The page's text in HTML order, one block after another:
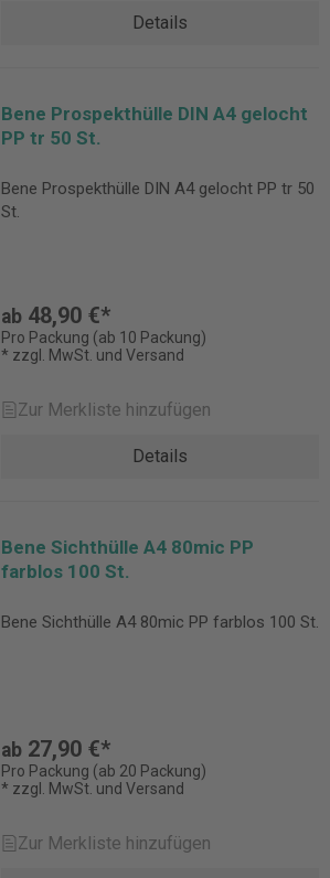
Details
Bene Prospekthülle DIN A4 gelocht
PP tr 50 St.
Bene Prospekthülle DIN A4 gelocht PP tr 50
St.
ab 48,90 €*
Pro Packung (ab 10 Packung)
* zzgl. MwSt. und Versand
Zur Merkliste hinzufügen
Details
Bene Sichthülle A4 80mic PP
farblos 100 St.
Bene Sichthülle A4 80mic PP farblos 100 St.
ab 27,90 €*
Pro Packung (ab 20 Packung)
* zzgl. MwSt. und Versand
Zur Merkliste hinzufügen